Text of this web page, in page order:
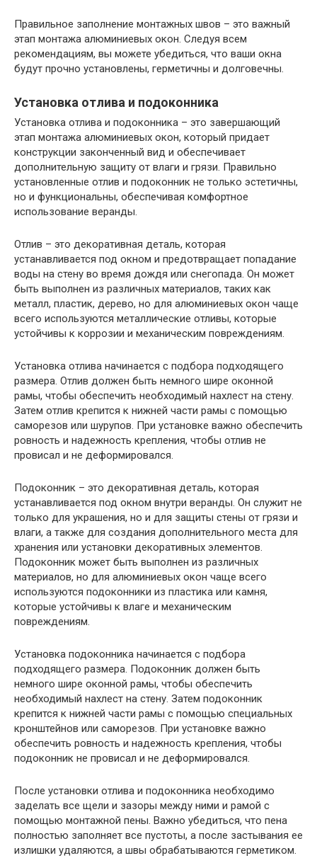
Правильное заполнение монтажных швов – это важный
этап монтажа алюминиевых окон. Следуя всем
рекомендациям, вы можете убедиться, что ваши окна
будут прочно установлены, герметичны и долговечны.
Установка отлива и подоконника
Установка отлива и подоконника – это завершающий
этап монтажа алюминиевых окон, который придает
конструкции законченный вид и обеспечивает
дополнительную защиту от влаги и грязи. Правильно
установленные отлив и подоконник не только эстетичны,
но и функциональны, обеспечивая комфортное
использование веранды.
Отлив – это декоративная деталь, которая
устанавливается под окном и предотвращает попадание
воды на стену во время дождя или снегопада. Он может
быть выполнен из различных материалов, таких как
металл, пластик, дерево, но для алюминиевых окон чаще
всего используются металлические отливы, которые
устойчивы к коррозии и механическим повреждениям.
Установка отлива начинается с подбора подходящего
размера. Отлив должен быть немного шире оконной
рамы, чтобы обеспечить необходимый нахлест на стену.
Затем отлив крепится к нижней части рамы с помощью
саморезов или шурупов. При установке важно обеспечить
ровность и надежность крепления, чтобы отлив не
провисал и не деформировался.
Подоконник – это декоративная деталь, которая
устанавливается под окном внутри веранды. Он служит не
только для украшения, но и для защиты стены от грязи и
влаги, а также для создания дополнительного места для
хранения или установки декоративных элементов.
Подоконник может быть выполнен из различных
материалов, но для алюминиевых окон чаще всего
используются подоконники из пластика или камня,
которые устойчивы к влаге и механическим
повреждениям.
Установка подоконника начинается с подбора
подходящего размера. Подоконник должен быть
немного шире оконной рамы, чтобы обеспечить
необходимый нахлест на стену. Затем подоконник
крепится к нижней части рамы с помощью специальных
кронштейнов или саморезов. При установке важно
обеспечить ровность и надежность крепления, чтобы
подоконник не провисал и не деформировался.
После установки отлива и подоконника необходимо
заделать все щели и зазоры между ними и рамой с
помощью монтажной пены. Важно убедиться, что пена
полностью заполняет все пустоты, а после застывания ее
излишки удаляются, а швы обрабатываются герметиком.